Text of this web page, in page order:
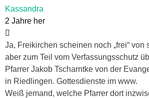
Kassandra
2 Jahre her
Ja, Freikirchen scheinen noch „frei“ von
aber zum Teil vom Verfassungsschutz
Pfarrer Jakob Tscharntke von der
in Riedlingen. Gottesdienste im www.
Weiß jemand, welche Pfarrer dort